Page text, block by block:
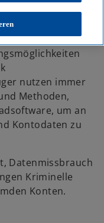
hat in den
zunehmenden
nutzen immer
Methoden,
um an
Kontodaten zu
Datenmissbrauch
Kriminelle
Konten.